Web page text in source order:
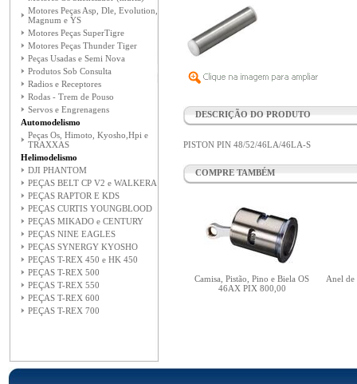
Motores Peças Asp, Dle, Evolution,
Magnum e YS
Motores Peças SuperTigre
Motores Peças Thunder Tiger
Peças Usadas e Semi Nova
Produtos Sob Consulta
Radios e Receptores
Rodas - Trem de Pouso
Servos e Engrenagens
Automodelismo
Peças Os, Himoto, Kyosho,Hpi e
TRAXXAS
Helimodelismo
DJI PHANTOM
PEÇAS BELT CP V2 e WALKERA
PEÇAS RAPTOR E KDS
PEÇAS CURTIS YOUNGBLOOD
PEÇAS MIKADO e CENTURY
PEÇAS NINE EAGLES
PEÇAS SYNERGY KYOSHO
PEÇAS T-REX 450 e HK 450
PEÇAS T-REX 500
PEÇAS T-REX 550
PEÇAS T-REX 600
PEÇAS T-REX 700
DESCRIÇÃO DO PRODUTO
PISTON PIN 48/52/46LA/46LA-S
COMPRE TAMBÉM
Camisa, Pistão, Pino e Biela OS
46AX PIX 800,00
Anel de